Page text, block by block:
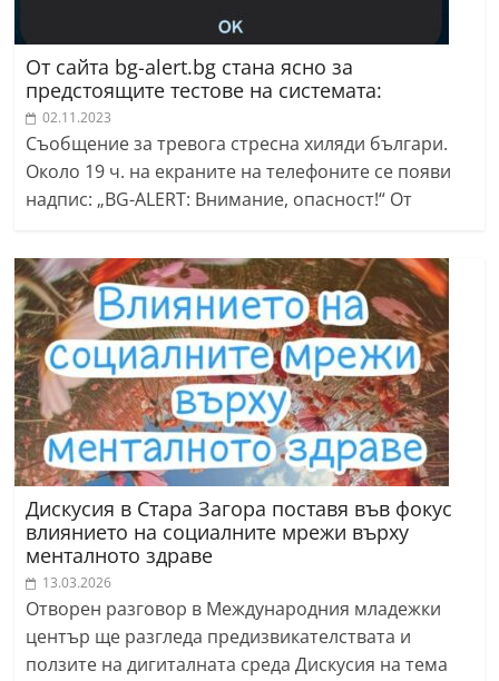
От сайта bg-alert.bg стана ясно за
предстоящите тестове на системата:
02.11.2023
Съобщение за тревога стресна хиляди българи.
Около 19 ч. на екраните на телефоните се появи
надпис: „BG-ALERT: Внимание, опасност!“ От
Дискусия в Стара Загора поставя във фокус
влиянието на социалните мрежи върху
менталното здраве
13.03.2026
Отворен разговор в Международния младежки
център ще разгледа предизвикателствата и
ползите на дигиталната среда Дискусия на тема